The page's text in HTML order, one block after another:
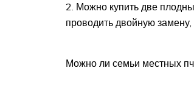
2. Можно купить две
проводить двойную
Можно ли семьи местных